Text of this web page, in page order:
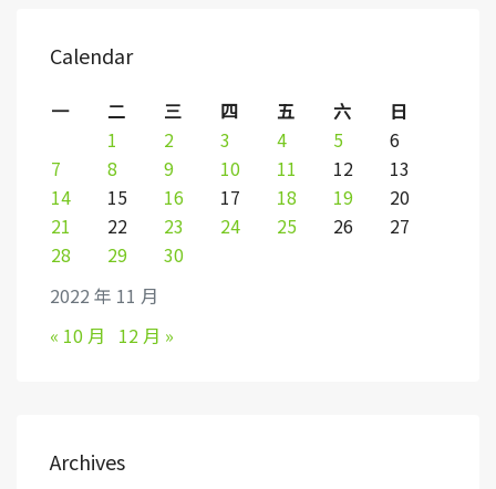
Calendar
2022 年 11 月
一 二 三 四 五 六
日
1
2 3 4 5
6
7
8 9 10 11 12
13
14
15 16 17 18 19
20
21
22 23 24 25 26
27
28
29 30
« 10 月 12 月 »
Archives